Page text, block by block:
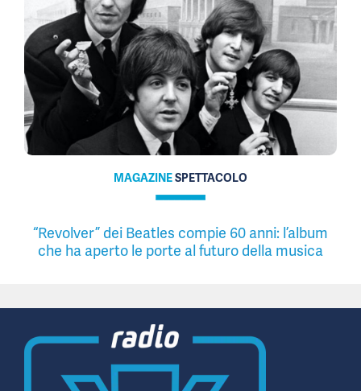
MAGAZINESPETTACOLO
“Revolver” dei Beatles compie 60 anni: l’album
che ha aperto le porte al futuro della musica